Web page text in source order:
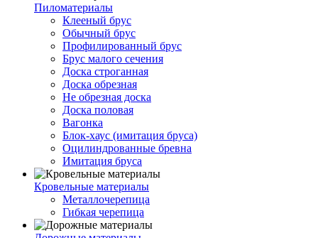
Пиломатериалы
Клееный брус
Обычный брус
Профилированный брус
Брус малого сечения
Доска строганная
Доска обрезная
Не обрезная доска
Доска половая
Вагонка
Блок-хаус (имитация бруса)
Оцилиндрованные бревна
Имитация бруса
Кровельные материалы
Металлочерепица
Гибкая черепица